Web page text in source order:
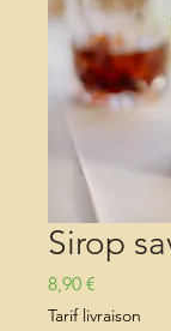
Sirop
8,90 €
Tarif livraison